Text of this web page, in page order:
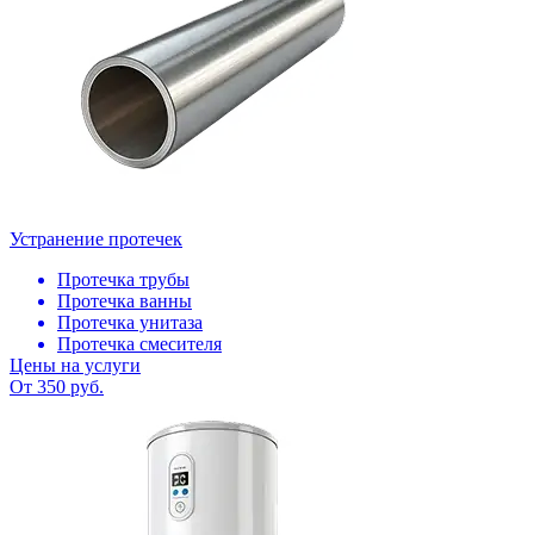
Устранение протечек
Протечка трубы
Протечка ванны
Протечка унитаза
Протечка смесителя
Цены на услуги
От 350 руб.